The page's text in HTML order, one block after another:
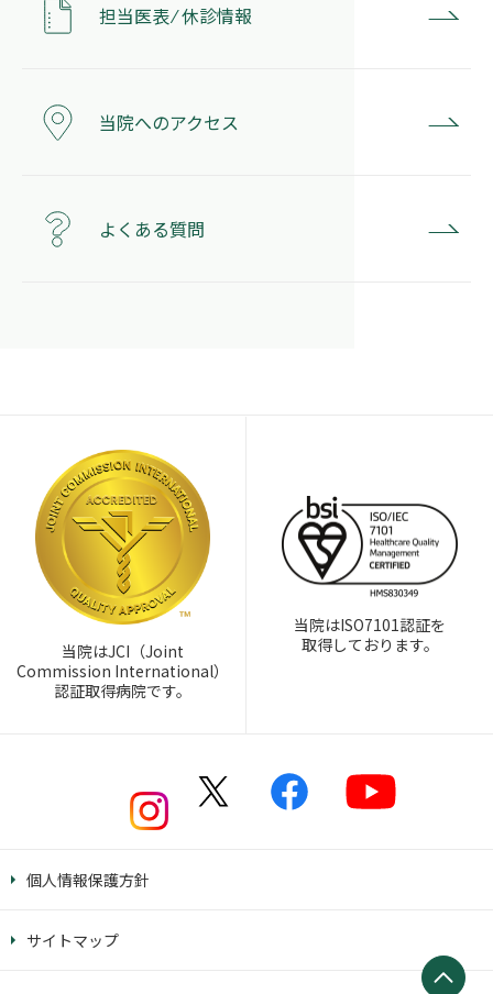
担当医表 ⁄ 休診情報
当院へのアクセス
よくある質問
当院はJCI（Joint
Commission International）
認証取得病院です。
当院はISO7101認証を
取得しております。
個人情報保護方針
サイトマップ